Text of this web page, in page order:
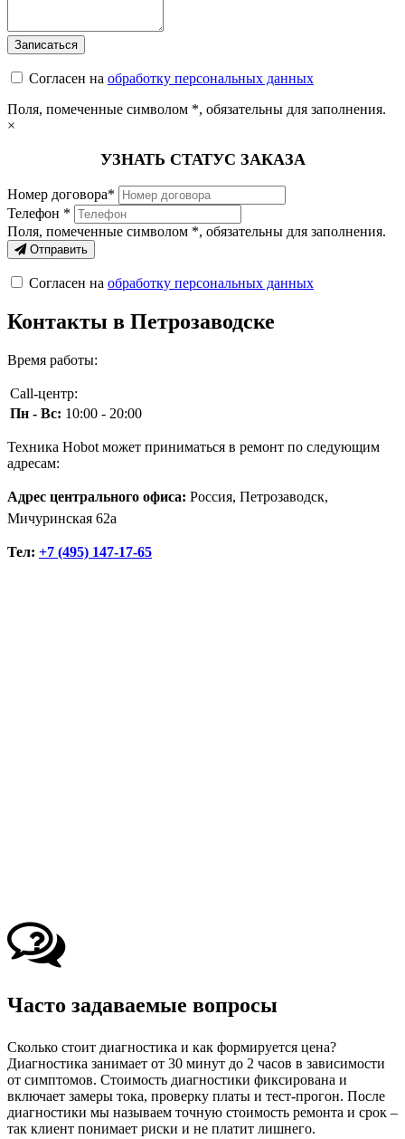
Согласен на обработку персональных данных
Поля, помеченные символом *, обязательны для заполнения.
×
УЗНАТЬ СТАТУС ЗАКАЗА
Номер договора*
Телефон *
Поля, помеченные символом *, обязательны для заполнения.
Отправить
Согласен на обработку персональных данных
Контакты в Петрозаводске
Время работы:
Call-центр:
Пн - Вс: 10:00 - 20:00
Техника Hobot может приниматься в ремонт по следующим
адресам:
Адрес центрального офиса: Россия, Петрозаводск,
Мичуринская 62а
Тел: +7 (495) 147-17-65
Часто задаваемые вопросы
Сколько стоит диагностика и как формируется цена?
Диагностика занимает от 30 минут до 2 часов в зависимости
от симптомов. Стоимость диагностики фиксирована и
включает замеры тока, проверку платы и тест‑прогон. После
диагностики мы называем точную стоимость ремонта и срок –
так клиент понимает риски и не платит лишнего.